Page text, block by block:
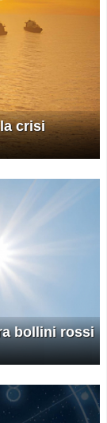
crisi
bollini rossi